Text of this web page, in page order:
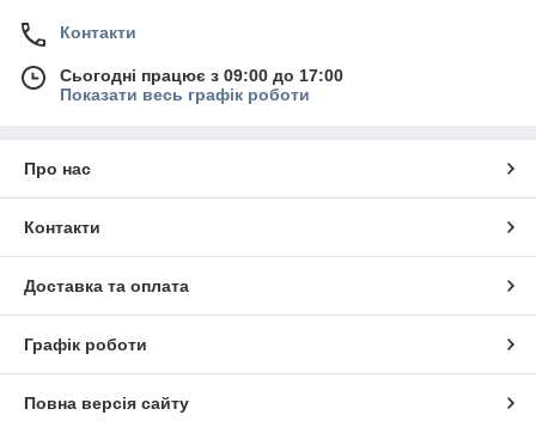
Контакти
Сьогодні працює з 09:00 до 17:00
Показати весь графік роботи
Про нас
Контакти
Доставка та оплата
Графік роботи
Повна версія сайту